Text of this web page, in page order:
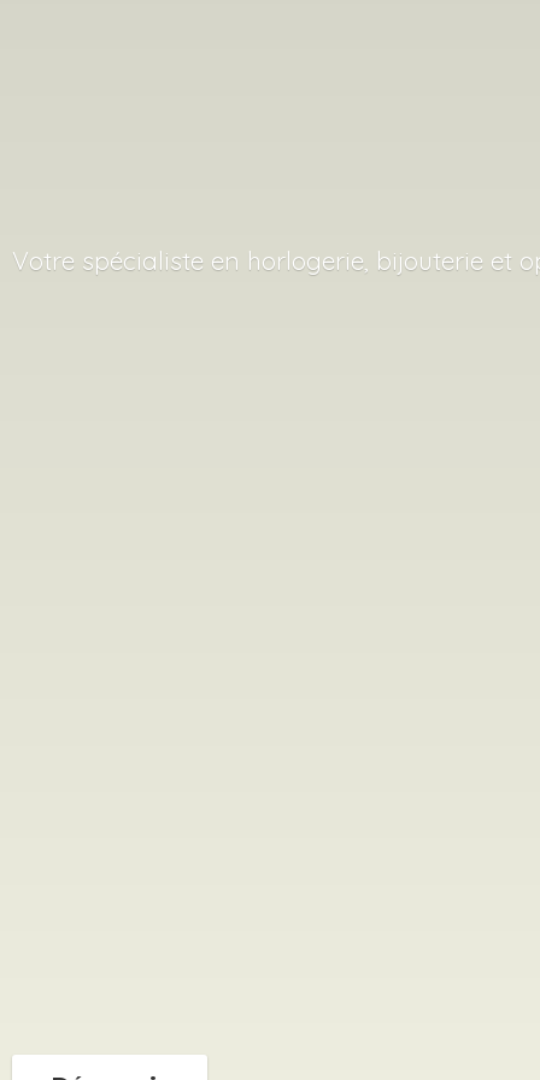
Votre spécialiste en horlogerie, bijouterie et